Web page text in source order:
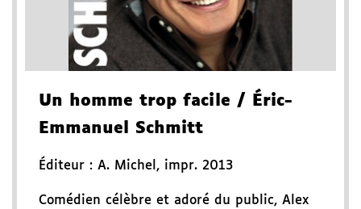
Un homme trop facile / Éric-
Emmanuel Schmitt
Éditeur : A. Michel, impr. 2013
Comédien célèbre et adoré du public, Alex